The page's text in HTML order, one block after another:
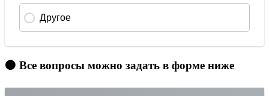
🟠 Все вопросы можно задать в форме ниже